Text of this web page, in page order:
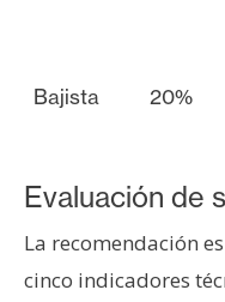
Bajista 20%
Evaluación de
La recomendación
cinco indicadores